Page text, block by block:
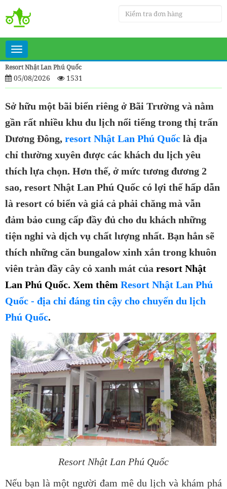
Toggle
navigation
Resort Nhật Lan Phú Quốc
05/08/2026 1531
Sở hữu một bãi biển riêng ở Bãi Trường và nằm
gần rất nhiều khu du lịch nổi tiếng trong thị trấn
Dương Đông, resort Nhật Lan Phú Quốc là địa
chỉ thường xuyên được các khách du lịch yêu
thích lựa chọn. Hơn thế, ở mức tương đương 2
sao, resort Nhật Lan Phú Quốc có lợi thế hấp dẫn
là resort có biển và giá cả phải chăng mà vẫn
đảm bảo cung cấp đầy đủ cho du khách những
tiện nghi và dịch vụ chất lượng nhất. Bạn hẳn sẽ
thích những căn bungalow xinh xắn trong khuôn
viên tràn đầy cây cỏ xanh mát của resort Nhật
Lan Phú Quốc. Xem thêm Resort Nhật Lan Phú
Quốc - địa chỉ đáng tin cậy cho chuyến du lịch
Phú Quốc.
Resort Nhật Lan Phú Quốc
Nếu bạn là một người đam mê du lịch và khám phá